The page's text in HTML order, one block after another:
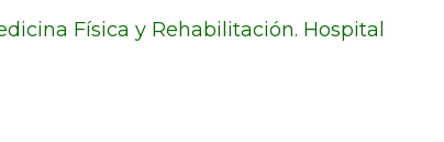
Física y Rehabilitación. Hospital